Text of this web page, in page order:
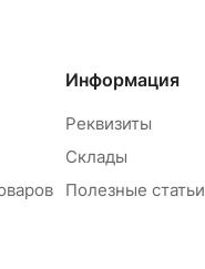
Информация
Реквизиты
Склады
Полезные статьи